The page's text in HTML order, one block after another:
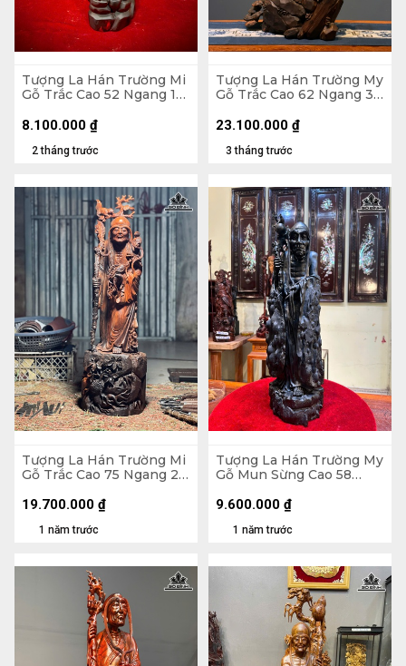
Tượng La Hán Trường Mi
Gỗ Trắc Cao 52 Ngang 15
2 tháng trước
8.100.000 ₫
Tượng La Hán Trường My
Gỗ Trắc Cao 62 Ngang 38
3 tháng trước
23.100.000 ₫
Tượng La Hán Trường Mi
Gỗ Trắc Cao 75 Ngang 22
1 năm trước
19.700.000 ₫
Tượng La Hán Trường My
Gỗ Mun Sừng Cao 58
Gỗ Trắc 9,5 Vuông 22
1 năm trước
9.600.000 ₫